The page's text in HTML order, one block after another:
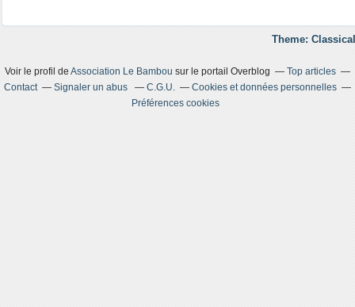
Theme:
Voir le profil de Association Le Bambou sur le portail Overblog
Top articles
Contact
Signaler un abus C.G.U.
Cookies et données personnelles
Préférences cookies